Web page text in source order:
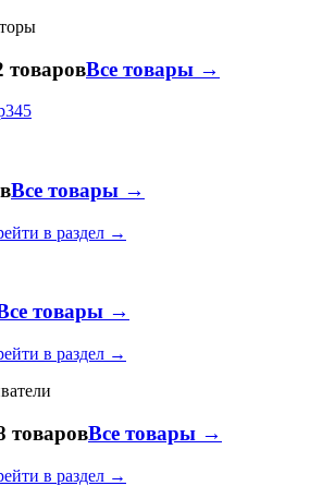
товаровВсе товары →
345
Все товары →
в раздел →
товары →
в раздел →
товаровВсе товары →
в раздел →